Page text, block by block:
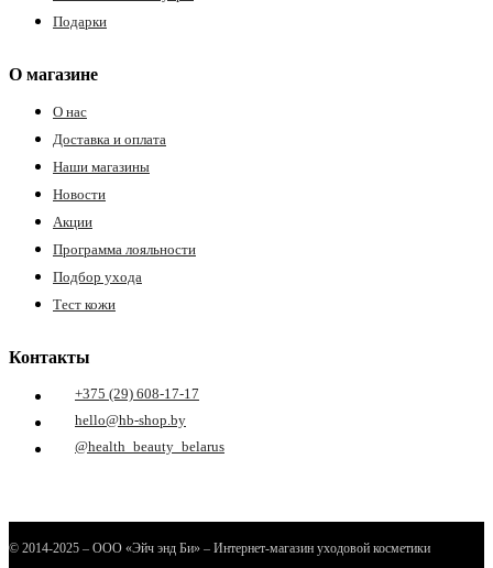
Подарки
О магазине
О нас
Доставка и оплата
Наши магазины
Новости
Акции
Программа лояльности
Подбор ухода
Тест кожи
Контакты
+375 (29) 608-17-17
hello@hb-shop.by
@health_beauty_belarus
© 2014-2025 – ООО «Эйч энд Би» – Интернет-магазин уходовой косметики